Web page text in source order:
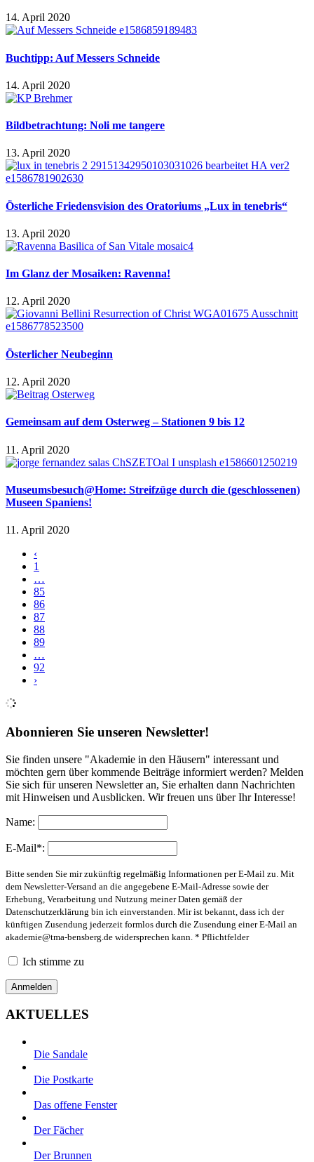
14. April 2020
Buchtipp: Auf Messers Schneide
14. April 2020
Bildbetrachtung: Noli me tangere
13. April 2020
Österliche Friedensvision des Oratoriums „Lux in tenebris“
13. April 2020
Im Glanz der Mosaiken: Ravenna!
12. April 2020
Österlicher Neubeginn
12. April 2020
Gemeinsam auf dem Osterweg – Stationen 9 bis 12
11. April 2020
Museumsbesuch@Home: Streifzüge durch die (geschlossenen)
Museen Spaniens!
11. April 2020
‹
1
…
85
86
87
88
89
…
92
›
Abonnieren Sie unseren Newsletter!
Sie finden unsere "Akademie in den Häusern" interessant und
möchten gern über kommende Beiträge informiert werden? Melden
Sie sich für unseren Newsletter an, Sie erhalten dann Nachrichten
mit Hinweisen und Ausblicken. Wir freuen uns über Ihr Interesse!
Name:
E-Mail*:
Bitte senden Sie mir zukünftig regelmäßig Informationen per E-Mail zu. Mit
dem Newsletter-Versand an die angegebene E-Mail-Adresse sowie der
Erhebung, Verarbeitung und Nutzung meiner Daten gemäß der
Datenschutzerklärung bin ich einverstanden. Mir ist bekannt, dass ich der
künftigen Zusendung jederzeit formlos durch die Zusendung einer E-Mail an
akademie@tma-bensberg.de widersprechen kann. * Pflichtfelder
Ich stimme zu
AKTUELLES
Die Sandale
Die Postkarte
Das offene Fenster
Der Fächer
Der Brunnen